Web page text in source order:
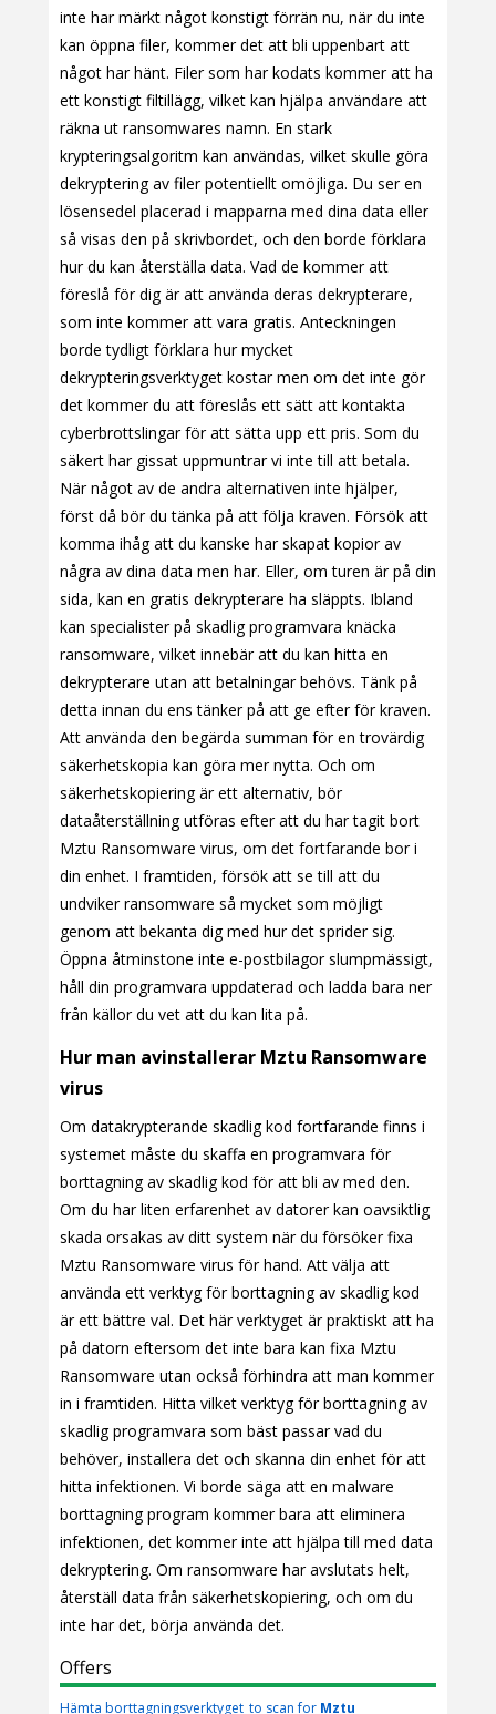
inte har märkt något konstigt förrän nu, när du inte
kan öppna filer, kommer det att bli uppenbart att
något har hänt. Filer som har kodats kommer att ha
ett konstigt filtillägg, vilket kan hjälpa användare att
räkna ut ransomwares namn. En stark
krypteringsalgoritm kan användas, vilket skulle göra
dekryptering av filer potentiellt omöjliga. Du ser en
lösensedel placerad i mapparna med dina data eller
så visas den på skrivbordet, och den borde förklara
hur du kan återställa data. Vad de kommer att
föreslå för dig är att använda deras dekrypterare,
som inte kommer att vara gratis. Anteckningen
borde tydligt förklara hur mycket
dekrypteringsverktyget kostar men om det inte gör
det kommer du att föreslås ett sätt att kontakta
cyberbrottslingar för att sätta upp ett pris. Som du
säkert har gissat uppmuntrar vi inte till att betala.
När något av de andra alternativen inte hjälper,
först då bör du tänka på att följa kraven. Försök att
komma ihåg att du kanske har skapat kopior av
några av dina data men har. Eller, om turen är på din
sida, kan en gratis dekrypterare ha släppts. Ibland
kan specialister på skadlig programvara knäcka
ransomware, vilket innebär att du kan hitta en
dekrypterare utan att betalningar behövs. Tänk på
detta innan du ens tänker på att ge efter för kraven.
Att använda den begärda summan för en trovärdig
säkerhetskopia kan göra mer nytta. Och om
säkerhetskopiering är ett alternativ, bör
dataåterställning utföras efter att du har tagit bort
Mztu Ransomware virus, om det fortfarande bor i
din enhet. I framtiden, försök att se till att du
undviker ransomware så mycket som möjligt
genom att bekanta dig med hur det sprider sig.
Öppna åtminstone inte e-postbilagor slumpmässigt,
håll din programvara uppdaterad och ladda bara ner
från källor du vet att du kan lita på.
Hur man avinstallerar Mztu Ransomware
virus
Om datakrypterande skadlig kod fortfarande finns i
systemet måste du skaffa en programvara för
borttagning av skadlig kod för att bli av med den.
Om du har liten erfarenhet av datorer kan oavsiktlig
skada orsakas av ditt system när du försöker fixa
Mztu Ransomware virus för hand. Att välja att
använda ett verktyg för borttagning av skadlig kod
är ett bättre val. Det här verktyget är praktiskt att ha
på datorn eftersom det inte bara kan fixa Mztu
Ransomware utan också förhindra att man kommer
in i framtiden. Hitta vilket verktyg för borttagning av
skadlig programvara som bäst passar vad du
behöver, installera det och skanna din enhet för att
hitta infektionen. Vi borde säga att en malware
borttagning program kommer bara att eliminera
infektionen, det kommer inte att hjälpa till med data
dekryptering. Om ransomware har avslutats helt,
återställ data från säkerhetskopiering, och om du
inte har det, börja använda det.
Offers
Hämta borttagningsverktyget to scan for Mztu